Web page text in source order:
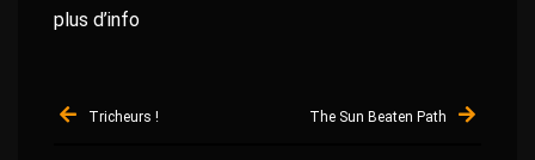
plus d’info
de
Tricheurs ! The Sun Beaten Path